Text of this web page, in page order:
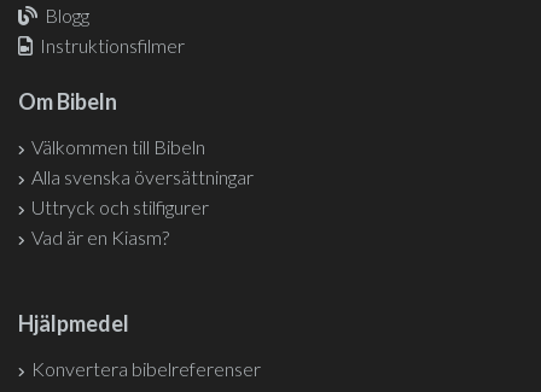
Blogg
Instruktionsfilmer
Om Bibeln
Välkommen till Bibeln
Alla svenska översättningar
Uttryck och stilfigurer
Vad är en Kiasm?
Hjälpmedel
Konvertera bibelreferenser